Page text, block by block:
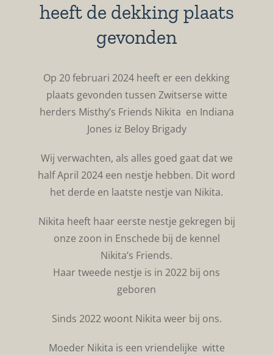
heeft de dekking plaats
gevonden
Op 20 februari 2024 heeft er een dekking
plaats gevonden tussen Zwitserse witte
herders Misthy’s Friends Nikita en Indiana
Jones iz Beloy Brigady
Wij verwachten, als alles goed gaat dat we
half April 2024 een nestje hebben. Dit word
het derde en laatste nestje van Nikita.
Nikita heeft haar eerste nestje gekregen bij
onze zoon in Enschede bij de kennel
Nikita’s Friends.
Haar tweede nestje is in 2022 bij ons
geboren
Sinds 2022 woont Nikita weer bij ons.
Moeder Nikita is een vriendelijke witte